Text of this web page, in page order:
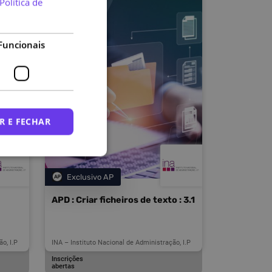
I.P
APD : Criar ficheiros de texto : 3.1
INA – Instituto Nacional de Administração, I.P
Categoria
Exclusivo AP
Inscrições
abertas
E FECHAR